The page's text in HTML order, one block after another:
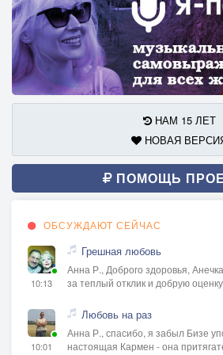
НАМ 15 ЛЕТ
НОВАЯ
ПОМОЩЬ
ОБСУЖДАЮТ СЕЙЧАС
10:13
Грешная любовь
Анна Р., Доброго здоровья,
за теплый отклик и добрую
10:01
Любовь на раз
Анна Р., спасибо, я забыл Бизе
настоящая Кармен - она